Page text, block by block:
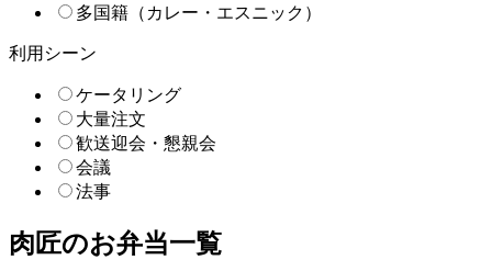
多国籍（カレー・エスニック）
利用シーン
ケータリング
大量注文
歓送迎会・懇親会
会議
法事
肉匠のお弁当一覧